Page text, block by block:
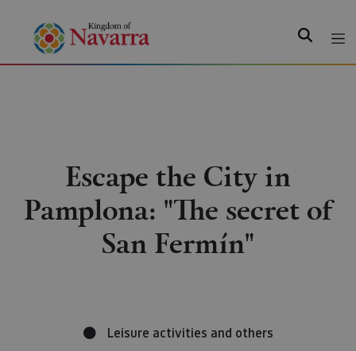
Search
Escape the City in
Pamplona: "The secret of
San Fermín"
Leisure activities and others